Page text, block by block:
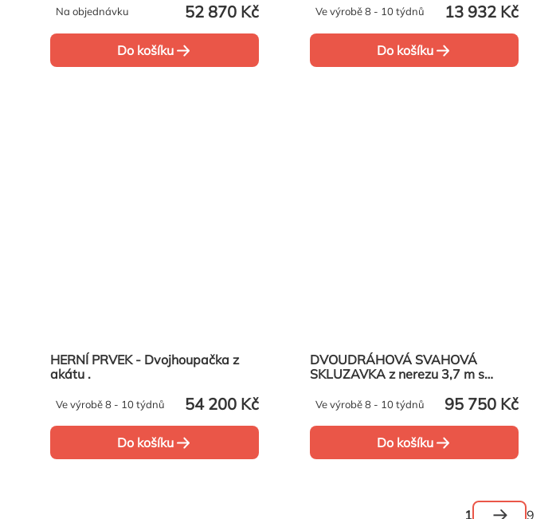
52 870 Kč
Na objednávku
Do košíku
13 932 Kč
Ve výrobě 8 - 10 týdnů
Do košíku
HERNÍ PRVEK - Dvojhoupačka z
akátu .
54 200 Kč
Ve výrobě 8 - 10 týdnů
Do košíku
DVOUDRÁHOVÁ SVAHOVÁ
SKLUZAVKA z nerezu 3,7 m s
95 750 Kč
Ve výrobě 8 - 10 týdnů
Do košíku
1 9